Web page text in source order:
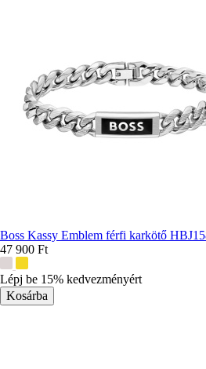
Boss Kassy Emblem férfi karkötő
47 900 Ft
színek:
Lépj be 15% kedvezményért